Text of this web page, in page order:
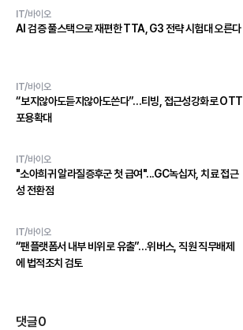
IT/바이오
AI 검증 풀스택으로 재편한 TTA, G3 전략 시험대 오른다
IT/바이오
“보지않아도듣지않아도쓴다”…티빙, 접근성강화로 OTT
포용확대
IT/바이오
"소아희귀 알라질증후군 첫 급여"...GC녹십자, 치료 접근
성 전환점
IT/바이오
“팬플랫폼서 내부 비위로 유출”…위버스, 직원 직무배제
에 법적조치 검토
댓글0